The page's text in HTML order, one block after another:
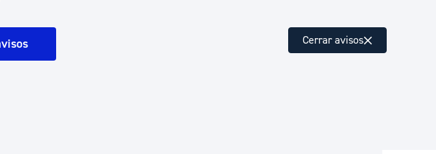
Espacio público, residuos y medioambiente
Cerrar avisos